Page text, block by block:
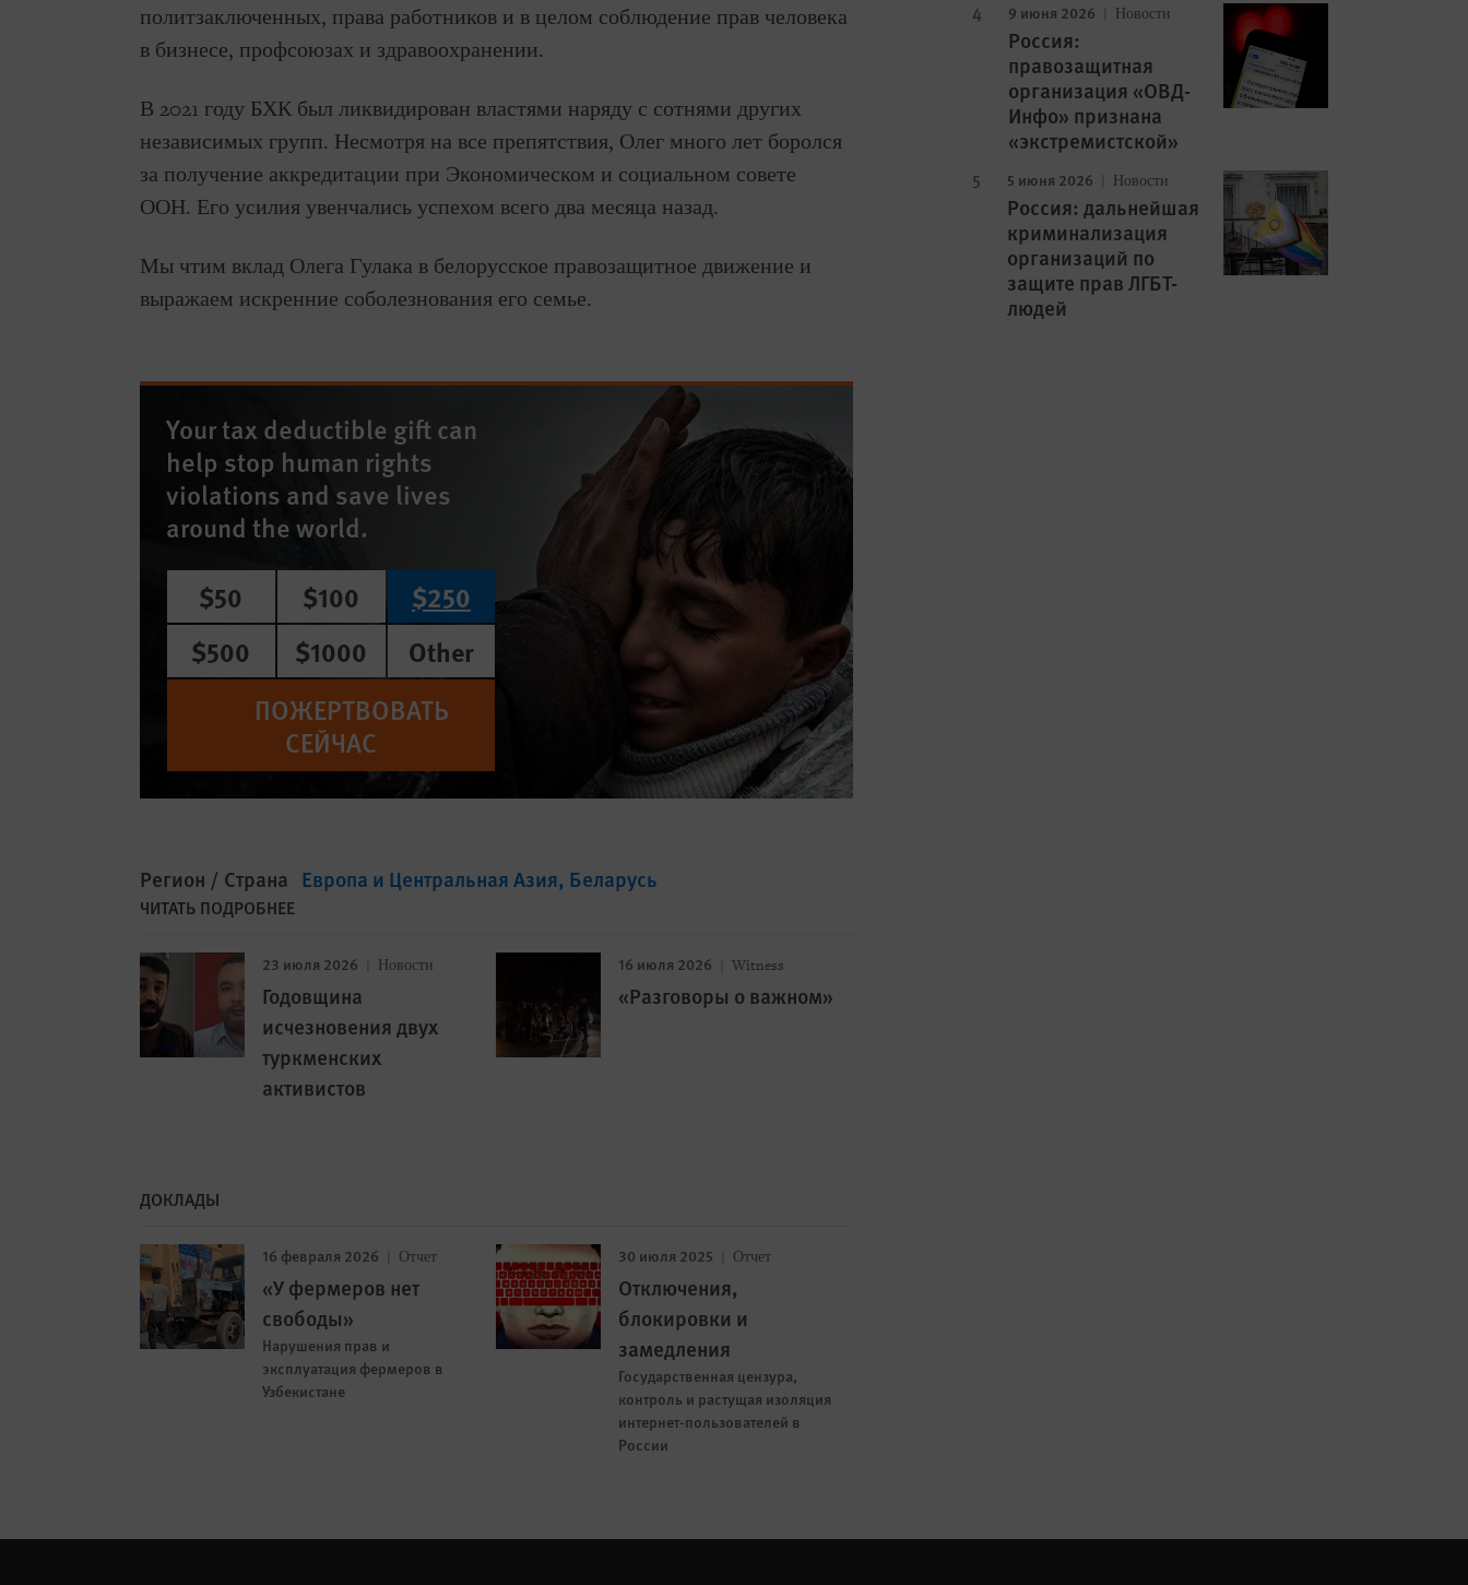
политзаключенных, права работников и в целом соблюдение прав человека
в бизнесе, профсоюзах и здравоохранении.
В 2021 году БХК был ликвидирован властями наряду с сотнями других
независимых групп. Несмотря на все препятствия, Олег много лет боролся
за получение аккредитации при Экономическом и социальном совете
ООН. Его усилия увенчались успехом всего два месяца назад.
Мы чтим вклад Олега Гулака в белорусское правозащитное движение и
выражаем искренние соболезнования его семье.
Your tax deductible gift can
help stop human rights
violations and save lives
around the world.
$50
$100
$250
$500
$1000
Other
ПОЖЕРТВОВАТЬ
СЕЙЧАС
Регион / Страна Европа и Центральная Азия Беларусь
ЧИТАТЬ ПОДРОБНЕЕ
23 июля 2026 Новости
Годовщина
исчезновения двух
туркменских
активистов
16 июля 2026 Witness
«Разговоры о важном»
ДОКЛАДЫ
16 февраля 2026 Отчет
«У фермеров нет
свободы»
Нарушения прав и
эксплуатация фермеров в
Узбекистане
30 июля 2025 Отчет
Отключения,
блокировки и
замедления
Государственная цензура,
контроль и растущая изоляция
интернет-пользователей в
России
9 июня 2026 Новости
Россия:
правозащитная
организация «ОВД-
Инфо» признана
«экстремистской»
5 июня 2026 Новости
Россия: дальнейшая
криминализация
организаций по
защите прав ЛГБТ-
людей